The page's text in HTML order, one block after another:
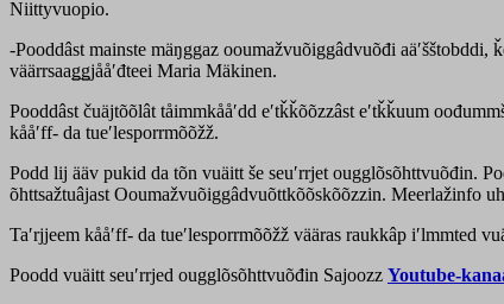
Niittyvuopio.
-Pooddâst mainste mäŋggaz ooumažvuõiggâdvuõđi
väärrsaaǥǥjååʹđteei Maria Mäkinen.
Pooddâst čuäjtõõlât tåimmkååʹdd eʹtǩǩõõzzâst eʹtǩǩuum
kååʹff- da tueʹlesporrmõõžž.
Podd lij ääv pukid da tõn vuäitt še seuʹrrjet ougglõsõhttvuõđin.
õhttsažtuâjast Ooumažvuõiggâdvuõttkõõskõõzzin. Meerlažinfo
Taʹrjjeem kååʹff- da tueʹlesporrmõõžž vääras raukkâp iʹlmmted
Poodd vuäitt seuʹrrjed ougglõsõhttvuõđin Sajoozz Youtube-